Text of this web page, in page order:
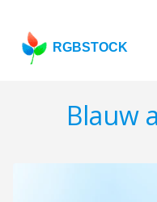
RGBSTOCK
Blauw